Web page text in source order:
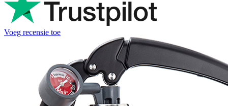
Great product. Game changer.